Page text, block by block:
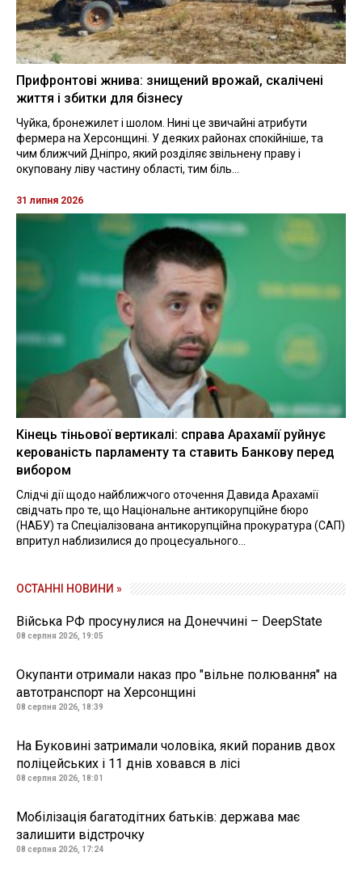
Прифронтові жнива: знищений врожай, скалічені
життя і збитки для бізнесу
Чуйка, бронежилет і шолом. Нині це звичайні атрибути
фермера на Херсонщині. У деяких районах спокійніше, та
чим ближчий Дніпро, який розділяє звільнену праву і
окуповану ліву частину області, тим біль...
31 липня 2026
Кінець тіньової вертикалі: справа Арахамії руйнує
керованість парламенту та ставить Банкову перед
вибором
Слідчі дії щодо найближчого оточення Давида Арахамії
свідчать про те, що Національне антикорупційне бюро
(НАБУ) та Спеціалізована антикорупційна прокуратура (САП)
впритул наблизилися до процесуального...
ОСТАННІ НОВИНИ »
Війська РФ просунулися на Донеччині – DeepState
08 серпня 2026, 19:05
Окупанти отримали наказ про "вільне полювання" на
автотранспорт на Херсонщині
08 серпня 2026, 18:39
На Буковині затримали чоловіка, який поранив двох
поліцейських і 11 днів ховався в лісі
08 серпня 2026, 18:01
Мобілізація багатодітних батьків: держава має
залишити відстрочку
08 серпня 2026, 17:24